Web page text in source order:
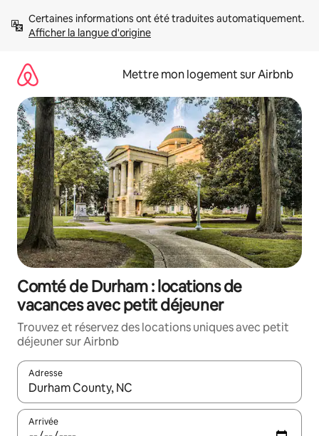
directement
Afficher la langue d'origine
Mettre mon logement sur Airbnb
Comté de Durham : locations de
vacances avec petit déjeuner
Trouvez et réservez des locations uniques avec petit
déjeuner sur Airbnb
Adresse
Lorsque les résultats s'affichent, utilisez les flèches vers le
Arrivée